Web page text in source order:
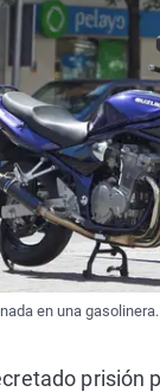
en una gasolinera.
prisión